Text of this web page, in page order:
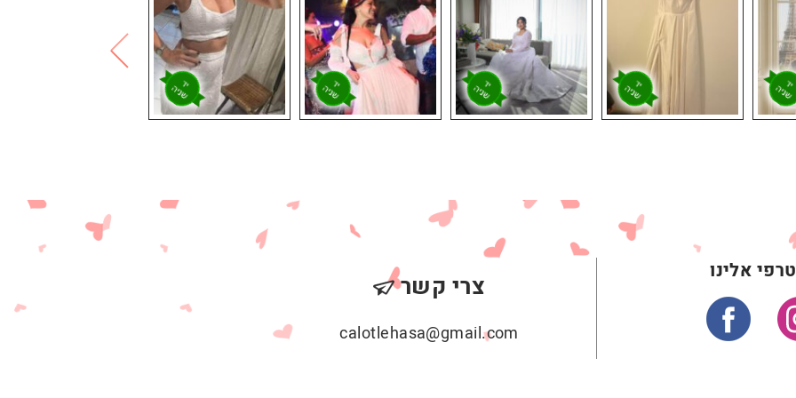
אלינו
צרי קשר
calotlehasa@gmail.com